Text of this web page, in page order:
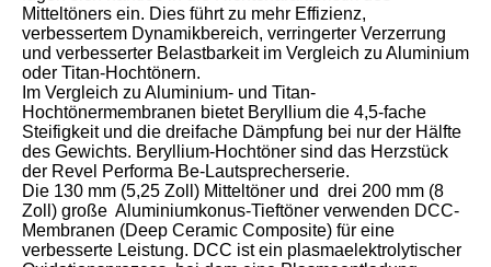
Mitteltöners ein. Dies führt zu mehr Effizienz,
verbessertem Dynamikbereich, verringerter Verzerrung
und verbesserter Belastbarkeit im Vergleich zu Aluminium
oder Titan-Hochtönern.
Im Vergleich zu Aluminium- und Titan-
Hochtönermembranen bietet Beryllium die 4,5-fache
Steifigkeit und die dreifache Dämpfung bei nur der Hälfte
des Gewichts. Beryllium-Hochtöner sind das Herzstück
der Revel Performa Be-Lautsprecherserie.
Die 130 mm (5,25 Zoll) Mitteltöner und drei 200 mm (8
Zoll) große Aluminiumkonus-Tieftöner verwenden DCC-
Membranen (Deep Ceramic Composite) für eine
verbesserte Leistung. DCC ist ein plasmaelektrolytischer